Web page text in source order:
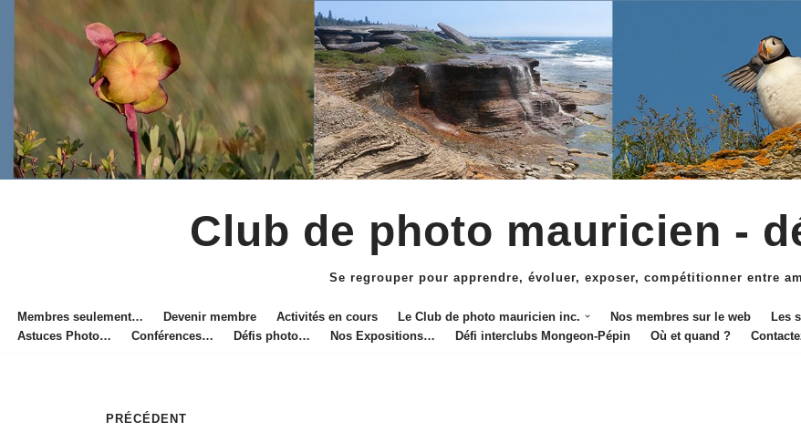
Club de photo mauricien -
Se regrouper pour apprendre, évoluer, exposer, compétitionner entre
Membres seulement… Devenir membre Activités en cours Le Club de photo mauricien inc. Nos membres sur le web Les
Astuces Photo…
Conférences… Défis photo… Nos Expositions… Défi interclubs Mongeon-Pépin Où et quand ?
PRÉCÉDENT